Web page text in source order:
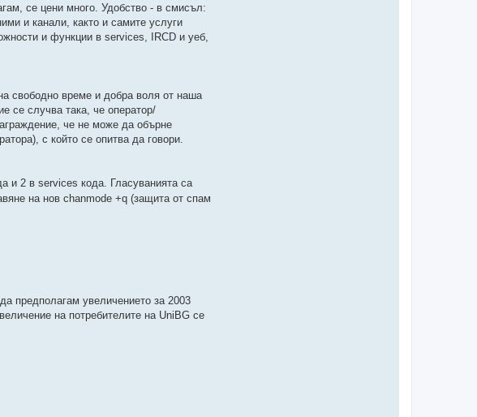
се цени много. Удобство - в смисъл:
и канали, както и самите услуги
и функции в services, IRCD и уеб,
свободно време и добра воля от наша
се случва така, че оператор/
че не може да обърне
с който се опитва да говори.
и 2 в services кода. Гласуванията са
на нов chanmode +q (защита от спам
предполагам увеличението за 2003
на потребителите на UniBG се